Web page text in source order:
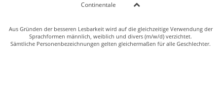
Continentale
Aus Gründen der besseren Lesbarkeit wird auf die gleichzeitige Verwendung der
Sprachformen männlich, weiblich und divers (m/w/d) verzichtet.
Sämtliche Personenbezeichnungen gelten gleichermaßen für alle Geschlechter.